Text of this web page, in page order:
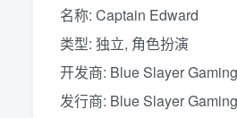
名称: Captain Edward
类型: 独立, 角色扮演
开发商: Blue Slayer Gaming
发行商: Blue Slayer Gaming